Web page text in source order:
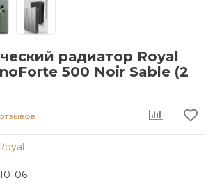
радиатор Royal
500 Noir Sable (2